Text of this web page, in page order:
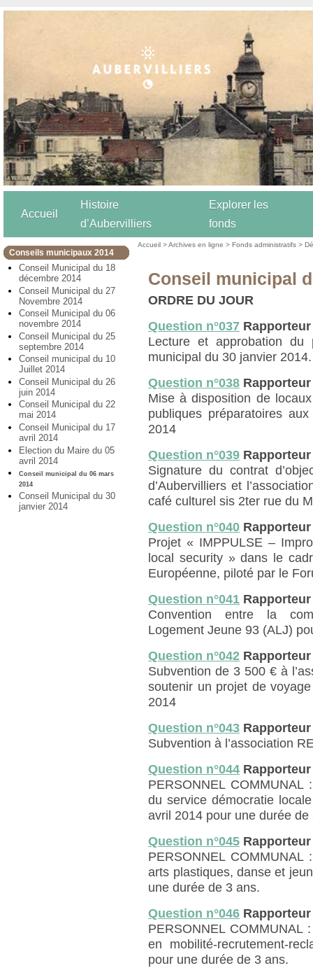
Accueil
Histoire
d’Aubervilliers
Explorer les
fonds
Conseils municipaux 2014
Conseil Municipal du 18
décembre 2014
Conseil Municipal du 27
Novembre 2014
Conseil Municipal du 06
novembre 2014
Conseil Municipal du 25
septembre 2014
Conseil municipal du 10
Juillet 2014
Conseil Municipal du 26
juin 2014
Conseil Municipal du 22
mai 2014
Conseil Municipal du 17
avril 2014
Election du Maire du 05
avril 2014
Conseil municipal du 06 mars
2014
Conseil Municipal du 30
janvier 2014
Accueil >Archives en ligne >Fonds administratifs >
Conseil municipal
ORDRE DU JOUR
Question n°037
Lecture et approbation du
municipal du 30 janvier 2014.
Question n°038
Mise à disposition de
publiques préparatoires
2014
Question n°039
Signature du contrat
d’Aubervilliers et
café culturel sis 2ter rue du
Question n°040
Projet « IMPPULSE –
local security » dans le
Européenne, piloté par le
Question n°041
Convention entre la
Logement Jeune 93 (ALJ)
Question n°042
Subvention de 3 500 € à
soutenir un projet de
2014
Question n°043
Subvention à l’association
Question n°044
PERSONNEL
du service démocratie
avril 2014 pour une durée de
Question n°045
PERSONNEL
arts plastiques, danse et
une durée de 3 ans.
Question n°046
PERSONNEL COMMUNAL
en mobilité-recrutement-
pour une durée de 3 ans.